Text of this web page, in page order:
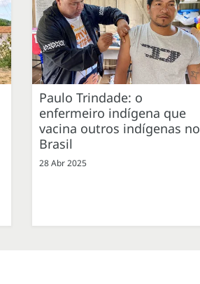
Paulo Trindade: o
enfermeiro indígena que
vacina outros indígenas no
Brasil
28 Abr 2025